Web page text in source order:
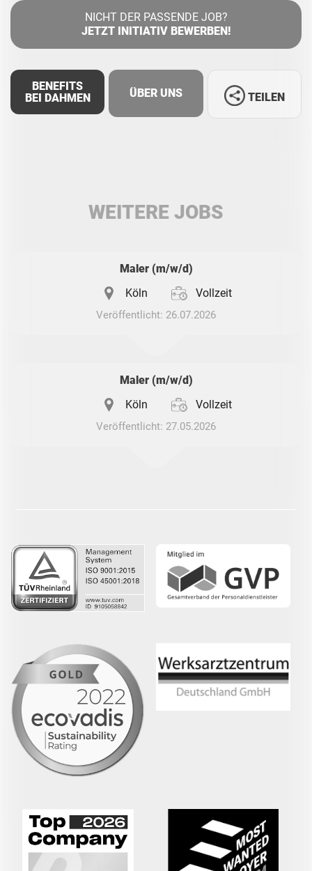
NICHT DER PASSENDE JOB?
JETZT INITIATIV BEWERBEN!
BENEFITS
BEI DAHMEN
ÜBER UNS TEILEN
WEITERE JOBS
Maler (m/w/d)
Köln
Vollzeit
Veröffentlicht: 26.07.2026
Maler (m/w/d)
Köln
Vollzeit
Veröffentlicht: 27.05.2026